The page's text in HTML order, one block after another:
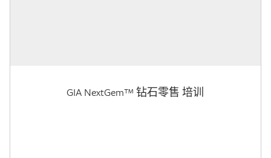
GIA NextGem™ 钻石零售 培训